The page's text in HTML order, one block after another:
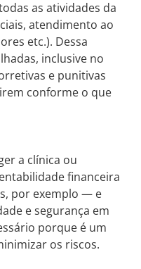
as atividades da
atendimento ao
etc.). Dessa
inclusive no
e punitivas
conforme o que
a clínica ou
financeira
por exemplo — e
e segurança em
porque é um
os riscos.